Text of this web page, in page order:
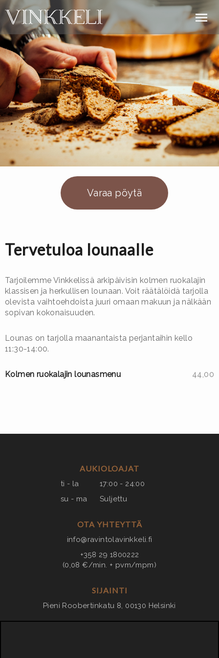
menu
Varaa pöytä
Tervetuloa lounaalle
Tarjoilemme Vinkkelissä arkipäivisin kolmen ruokalajin
klassisen ja herkullisen lounaan. Voit räätälöidä tarjolla
olevista vaihtoehdoista juuri omaan makuun ja nälkään
sopivan kokonaisuuden.
Lounas on tarjolla maanantaista perjantaihin kello
11:30-14:00.
Kolmen ruokalajin lounasmenu 44,00
AUKIOLOAJAT
ti - la
17:00 - 24:00
su - ma
Suljettu
OTA YHTEYTTÄ
info@ravintolavinkkeli.fi
+358 29 1800222
(0,08 €/min. + pvm/mpm)
SIJAINTI
Pieni Roobertinkatu 8, 00130 Helsinki